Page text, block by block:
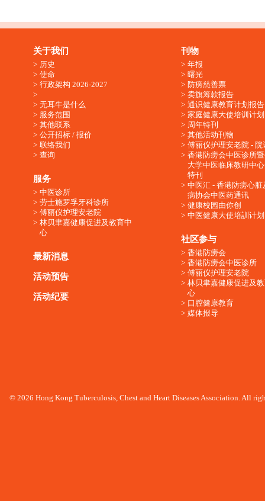
关于我们
历史
使命
行政架构 2026-2027
无耳牛是什么
服务范围
其他联系
公开招标 / 报价
联络我们
查询
服务
中医诊所
劳士施罗孚牙科诊所
傅丽仪护理安老院
林贝聿嘉健康促进及教育中
心
最新消息
活动预告
活动纪要
刊物
年报
曙光
防痨慈善票
卖旗筹款报告
通识健康教育计划报告
家庭健康大使培训计划
周年特刊
其他活动刊物
傅丽仪护理安老院 - 院
香港防痨会中医诊所
大学中医临床教研中
特刊
中医汇 - 香港防痨心脏
病协会中医药通讯
健康校园由你创
中医健康大使培訓计划
社区参与
香港防痨会
香港防痨会中医诊所
傅丽仪护理安老院
林贝聿嘉健康促进及
心
口腔健康教育
媒体报导
© 2026 Hong Kong Tuberculosis, Chest and Heart Diseases Association. All